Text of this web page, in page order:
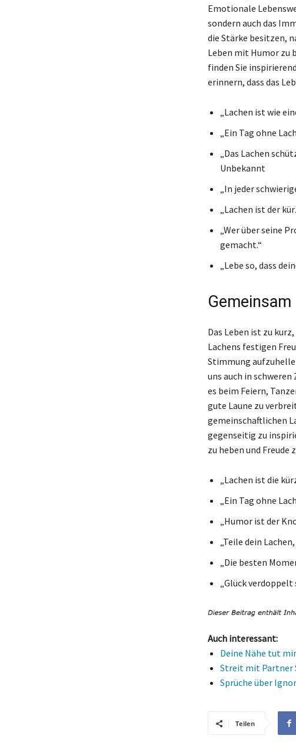
Emotionale
sondern auch das
die Stärke besitzen,
Leben mit Humor zu
finden Sie
erinnern, dass das
„Lachen ist wie
„Ein Tag ohne
„Das Lachen
Unbekannt
„In jeder
„Lachen ist der
„Wer über seine
gemacht.“
„Lebe so, dass
Das Leben ist zu
Lachens festigen
Stimmung
uns auch in
es beim Feiern,
gute Laune zu
gemeinschaftlichen
gegenseitig zu
zu heben und Freude
„Lachen ist die
„Ein Tag ohne
„Humor ist der
„Teile dein
„Die besten
„Glück
Auch interessant:
Deine Nähe tut
Streit mit Partner
Sprüche über
Teilen